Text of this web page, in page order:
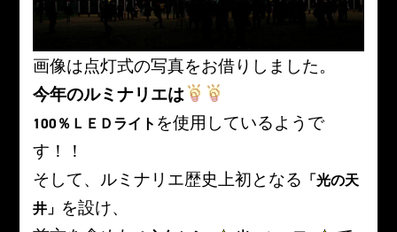
画像は点灯式の写真をお借りしました。
今年のルミナリエは
100％ＬＥＤライト を使用しているようで
す！！
そして、ルミナリエ歴史上初となる 「光の天
井」 を設け、